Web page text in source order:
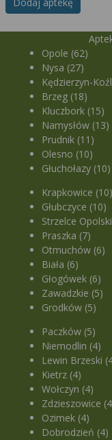
Dodaj aptekę
Opole (62)
Nysa (27)
Kędzierzyn-
Brzeg (18)
Kluczbork (15)
Namysłów (13)
Prudnik (11)
Olesno (10)
Głuchołazy (10)
Krapkowice (10)
Głubczyce (10)
Strzelce
Praszka (7)
Otmuchów (6)
Biała (6)
Głogówek (6)
Zawadzkie (5)
Grodków (5)
Paczków (5)
Niemodlin (4)
Lewin Brzeski
Kietrz (4)
Wołczyn (4)
Zdzieszowice
Ozimek (4)
Dobrodzień (4)